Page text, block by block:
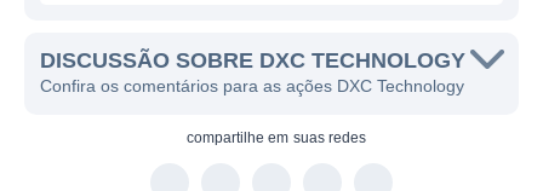
atende a uma vasta gama de setores, como
saúde, finanças, manufatura, transporte e
capacidade de adaptar soluções específicas
DISCUSSÃO SOBRE DXC TECHNOLOGY
Confira os comentários para as ações DXC Technology
compartilhe em suas redes